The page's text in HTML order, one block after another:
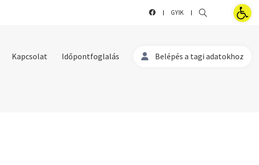
GYIK
Kapcsolat Időpontfoglalás Belépés a tagi adatokhoz